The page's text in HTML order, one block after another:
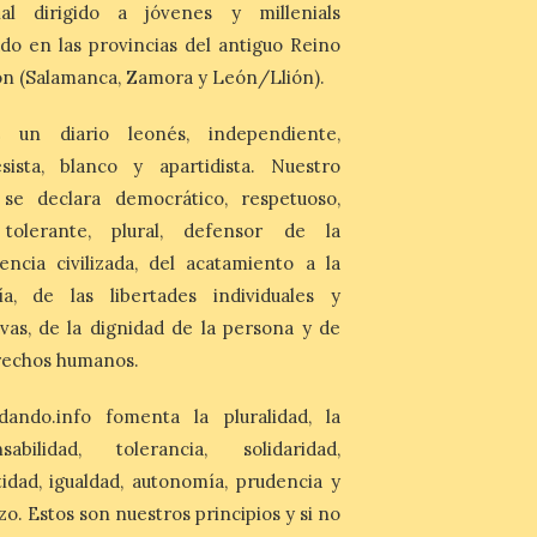
del Ayuntamiento de La Bañeza ha
acogido esta mañana la presentación
oficial del Festival One […]
“Mirar un eclipse sin
protección adecuada
puede causar daños
irreversibles en la retina”
6 Ago 2026
provocar pérdida de
visión central, manchas en
el campo visual y
San Juan de Dios de León, Dr. Mahave
Ruiz, advierte de […]
La décimo séptima
dirigido a jóvenes y millenials
en las provincias del antiguo Reino
(Salamanca, Zamora y León/Llión).
un diario leonés, independiente,
blanco y apartidista. Nuestro
declara democrático, respetuoso,
tolerante, plural, defensor de la
civilizada, del acatamiento a la
de las libertades individuales y
de la dignidad de la persona y de
humanos.
fomenta la pluralidad, la
tolerancia, solidaridad,
igualdad, autonomía, prudencia y
Estos son nuestros principios y si no